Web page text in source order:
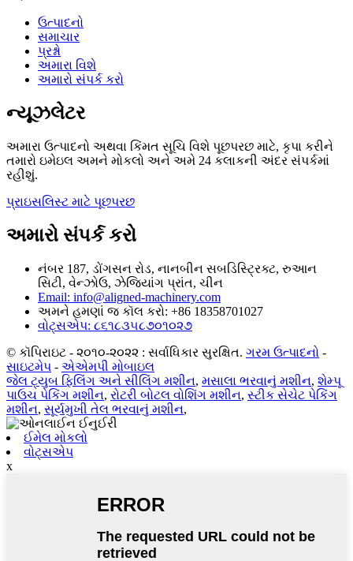
ઉત્પાદનો
સમાચાર
પ્રશ્નો
અમારા વિશે
અમારો સંપર્ક કરો
ન્યૂઝલેટર
અમારા ઉત્પાદનો અથવા કિંમત સૂચિ વિશે પૂછપરછ માટે, કૃપા કરીને
તમારો ઇમેઇલ અમને મોકલો અને અમે 24 કલાકની અંદર સંપર્કમાં
રહીશું.
પ્રાઇસલિસ્ટ માટે પૂછપરછ
અમારો સંપર્ક કરો
નંબર 187, ડોંગસન રોડ, નાનબીન સબડિસ્ટ્રિક્ટ, રુઆન
સિટી, વેન્ઝોઉ, ઝેજિયાંગ પ્રાંત, ચીન
Email: info@aligned-machinery.com
અમને હમણાં જ કૉલ કરો: +86 18358701027
વોટ્સએપ: ૮૬૧૮૩૫૮૭૦૧૦૨૭
© કૉપિરાઇટ - ૨૦૧૦-૨૦૨૨ : સર્વાધિકાર સુરક્ષિત. ગરમ ઉત્પાદનો -
સાઇટમેપ - એએમપી મોબાઇલ
જેલ ટ્યુબ ફિલિંગ અને સીલિંગ મશીન, મસાલા ભરવાનું મશીન, શેમ્પૂ
પાઉચ પેકિંગ મશીન, રોટરી બોટલ વોશિંગ મશીન, સ્ટીક સેચેટ પેકિંગ
મશીન, સૂર્યમુખી તેલ ભરવાનું મશીન,
ઈમેલ મોકલો
વોટ્સએપ
x